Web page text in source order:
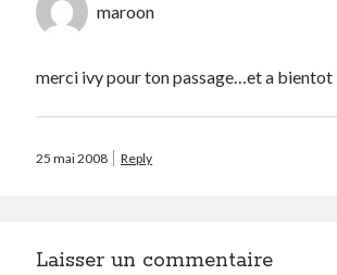
maroon
merci ivy pour ton passage…et a bientot
25 mai 2008 Reply
Laisser un commentaire